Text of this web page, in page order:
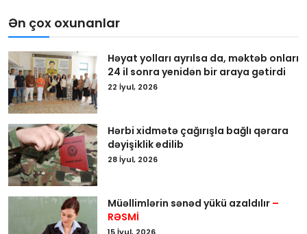
Ən çox oxunanlar
Həyat yolları ayrılsa da, məktəb onları
24 il sonra yenidən bir araya gətirdi
22 İyul, 2026
Hərbi xidmətə çağırışla bağlı qərara
dəyişiklik edilib
28 İyul, 2026
Müəllimlərin sənəd yükü azaldılır –
RƏSMİ